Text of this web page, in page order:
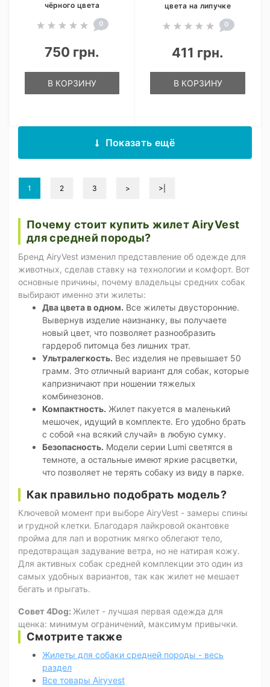
чёрного цвета
0
750 грн.
В КОРЗИНУ
цвета на липучке
0
411 грн.
В КОРЗИНУ
Показать ещё
1 2 3 > >|
Почему стоит купить жилет AiryVest
для средней породы?
Бренд AiryVest изменил представление об одежде для
животных, сделав ставку на технологии и комфорт. Вот
основные причины, почему владельцы средних собак
выбирают именно эти жилеты:
Два цвета в одном. Все жилеты двусторонние.
Вывернув изделие наизнанку, вы получаете
новый цвет, что позволяет разнообразить
гардероб питомца без лишних трат.
Ультралегкость. Вес изделия не превышает 50
грамм. Это отличный вариант для собак, которые
капризничают при ношении тяжелых
комбинезонов.
Компактность. Жилет пакуется в маленький
мешочек, идущий в комплекте. Его удобно брать
с собой «на всякий случай» в любую сумку.
Безопасность. Модели серии Lumi светятся в
темноте, а остальные имеют яркие расцветки,
что позволяет не терять собаку из виду в парке.
Как правильно подобрать модель?
Ключевой момент при выборе AiryVest - замеры спины
и грудной клетки. Благодаря лайкровой окантовке
пройма для лап и воротник мягко облегают тело,
предотвращая задувание ветра, но не натирая кожу.
Для активных собак средней комплекции это один из
самых удобных вариантов, так как жилет не мешает
бегать и прыгать.
Совет 4Dog: Жилет - лучшая первая одежда для
щенка: минимум ограничений, максимум привычки.
Смотрите также
Жилеты для собаки средней породы - весь
раздел
Все товары Airyvest